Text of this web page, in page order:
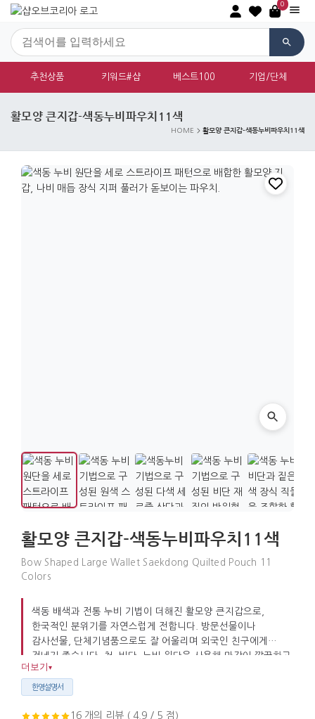
0
추천상품 키워드#샵 베스트100 기업/단체
활모양 큰지갑-색동누비파우치11색
HOME 활모양 큰지갑-색동누비파우치11색
활모양 큰지갑-색동누비파우치11색
Bow Shaped Large Wallet Saekdong Quilted Pouch 11
Colors
색동 배색과 전통 누비 기법이 더해진 활모양 큰지갑으로,
한국적인 분위기를 자연스럽게 전합니다. 방문선물이나
감사선물, 단체기념품으로도 잘 어울리며 외국인 친구에게
건네기 좋습니다. 천, 비단, 누비 원단을 사용해 마감이 깔끔하고
실사용에도 편리합니다.
더보기 ▾
한영설명서
16 개의 리뷰 ( 4.9 / 5 점)